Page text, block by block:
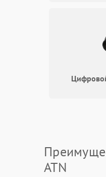
ATN